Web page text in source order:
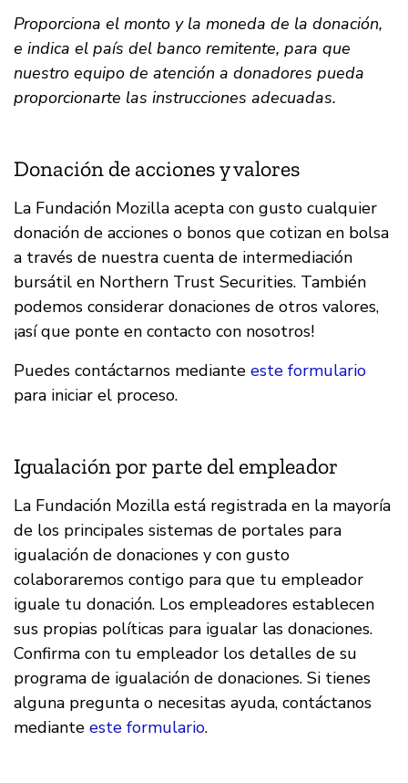
Proporciona el monto y la moneda de la donación,
e indica el país del banco remitente, para que
nuestro equipo de atención a donadores pueda
proporcionarte las instrucciones adecuadas.
Donación de acciones y valores
La Fundación Mozilla acepta con gusto cualquier
donación de acciones o bonos que cotizan en bolsa
a través de nuestra cuenta de intermediación
bursátil en Northern Trust Securities. También
podemos considerar donaciones de otros valores,
¡así que ponte en contacto con nosotros!
Puedes contáctarnos mediante este formulario
para iniciar el proceso.
Igualación por parte del empleador
La Fundación Mozilla está registrada en la mayoría
de los principales sistemas de portales para
igualación de donaciones y con gusto
colaboraremos contigo para que tu empleador
iguale tu donación. Los empleadores establecen
sus propias políticas para igualar las donaciones.
Confirma con tu empleador los detalles de su
programa de igualación de donaciones. Si tienes
alguna pregunta o necesitas ayuda, contáctanos
mediante este formulario.